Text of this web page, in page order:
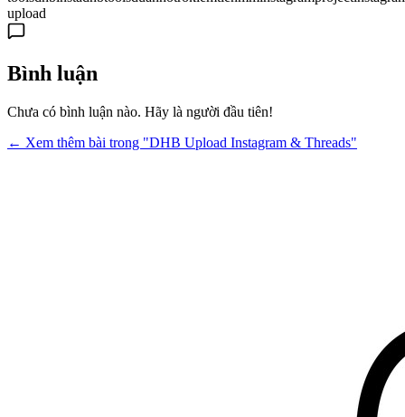
upload
Bình luận
Chưa có bình luận nào. Hãy là người đầu tiên!
← Xem thêm bài trong "DHB Upload Instagram & Threads"